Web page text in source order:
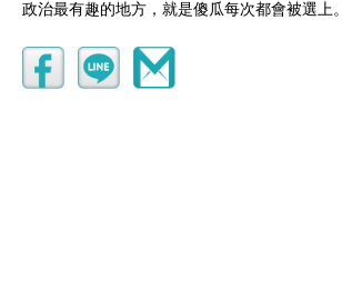
政治最有趣的地方，就是傻瓜每次都會被選上。